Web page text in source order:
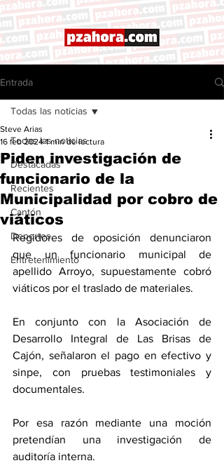
Entrada
Todas las noticias
Destacadas
Recientes
Cantón
Deportes
Entretenimiento
Todas las noticias
Piden investigación de
funcionario de la
Municipalidad por cobro de
viáticos
Steve Arias
16 feb 2024 1 min de lectura
Regidores de oposición denunciaron
que un funcionario municipal de
apellido Arroyo, supuestamente cobró
viáticos por el traslado de materiales.
En conjunto con la Asociación de
Desarrollo Integral de Las Brisas de
Cajón, señalaron el pago en efectivo y
sinpe, con pruebas testimoniales y
documentales.
Por esa razón mediante una moción
pretendían una investigación de
auditoría interna.